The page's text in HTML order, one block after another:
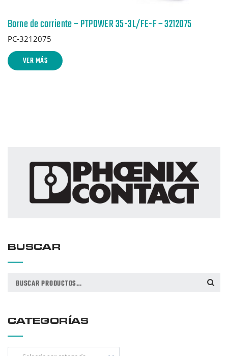
Borne de corriente – PTPOWER 35-3L/FE-F – 3212075
PC-3212075
VER MÁS
BUSCAR
Buscar
BUSCAR
CATEGORÍAS